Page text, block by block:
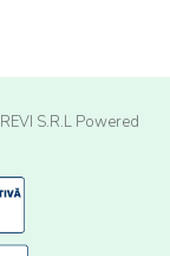
S.R.L Powered